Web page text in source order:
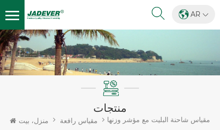
AR
منتجات
منزل، بيت مقياس رافعة مقياس شاحنة البليت مع مؤشر وزنها